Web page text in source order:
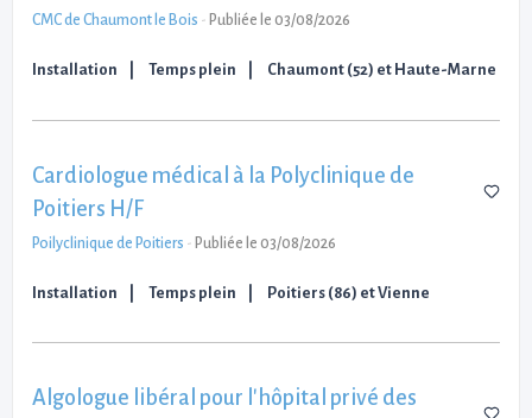
CMC de Chaumont le Bois - Publiée le 03/08/2026
Installation Temps plein Chaumont (52) et Haute-Marne
Cardiologue médical à la Polyclinique de
Poitiers H/F
Poilyclinique de Poitiers - Publiée le 03/08/2026
Installation Temps plein Poitiers (86) et Vienne
Algologue libéral pour l'hôpital privé des